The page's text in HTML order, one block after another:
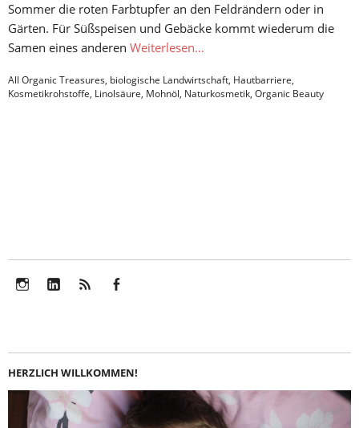
Sommer die roten Farbtupfer an den Feldrändern oder in
Gärten. Für Süßspeisen und Gebäcke kommt wiederum die
Samen eines anderen Weiterlesen…
All Organic Treasures, biologische Landwirtschaft, Hautbarriere,
Kosmetikrohstoffe, Linolsäure, Mohnöl, Naturkosmetik, Organic Beauty
HERZLICH WILLKOMMEN!